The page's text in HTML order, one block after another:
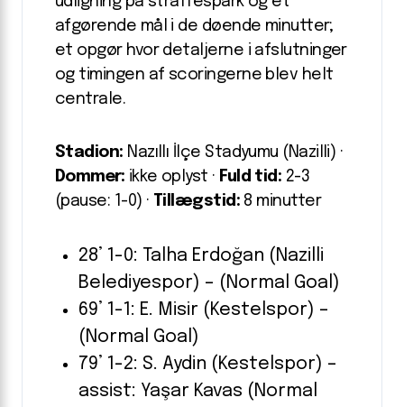
afgørende mål i de døende minutter;
et opgør hvor detaljerne i afslutninger
og timingen af scoringerne blev helt
centrale.
Stadion: Nazıllı İlçe Stadyumu (Nazilli) ·
Dommer: ikke oplyst · Fuld tid: 2-3
(pause: 1-0) ·
Tillægstid:8 minutter
28’ 1-0: Talha Erdoğan (Nazilli
Belediyespor) – (Normal Goal)
69’ 1-1: E. Misir (Kestelspor) –
(Normal Goal)
79’ 1-2: S. Aydin (Kestelspor) –
assist: Yaşar Kavas (Normal